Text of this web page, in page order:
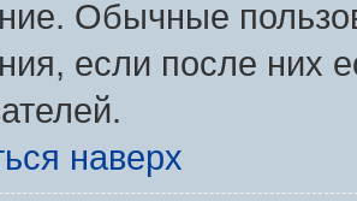
Обычные
если после них
наверх